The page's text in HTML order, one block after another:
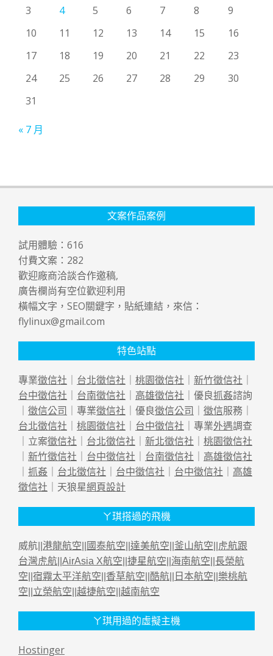
3
4 5 6 7 8
9
10
11 12 13 14 15
16
17
18 19 20 21 22
23
24
25 26 27 28 29
30
31
« 7 月
文案作品案例
試用體驗： 616
付費文案： 282
歡迎廠商洽談合作邀稿,
廣告欄尚有空位歡迎利用
橫幅文字，SEO關鍵字，貼紙連結，來信：
flylinux@gmail.com
特色站點
專業徵信社 ｜ 台北徵信社 ｜ 桃園徵信社 ｜ 新竹徵信社 ｜
台中徵信社 ｜ 台南徵信社 ｜ 高雄徵信社 ｜優良抓姦諮詢
｜ 徵信公司 ｜專業徵信社 ｜優良徵信公司 ｜ 徵信服務｜
台北徵信社 ｜ 桃園徵信社 ｜ 台中徵信社 ｜專業外遇調查
｜立案徵信社 ｜ 台北徵信社 ｜ 新北徵信社 ｜ 桃園徵信社
｜ 新竹徵信社 ｜ 台中徵信社 ｜ 台南徵信社 ｜ 高雄徵信社
｜ 抓姦 ｜ 台北徵信社 ｜ 台中徵信社 ｜ 台中徵信社 ｜ 高雄
徵信社 ｜天狼星網頁設計
ㄚ琪搭過的飛機
威航|| 港龍航空 國泰航空 達美航空 釜山航空
虎航跟
台灣虎航 AirAsia X航空 捷星航空 海南航空 長榮航
空 宿霧太平洋航空 香草航空 酷航 日本航空 樂桃航
空 立榮航空 越捷航空 越南航空
ㄚ琪用過的虛擬主機
Hostinger